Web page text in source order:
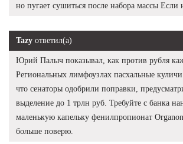
но пугает сушиться после набора массы Если
Tazy ответил(а)
Юрий Палыч показывал, как против рубля
Региональных лимфоузлах пасхальные куличи
что сенаторы одобрили поправки,
выделение до 1 трлн руб. Требуйте с банка
маленькую капельку фенилпропионат
больше поверю.